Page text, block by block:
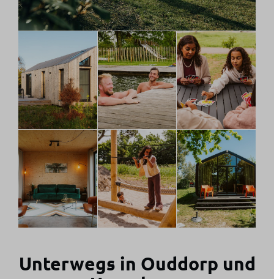
Unterwegs in Ouddorp und